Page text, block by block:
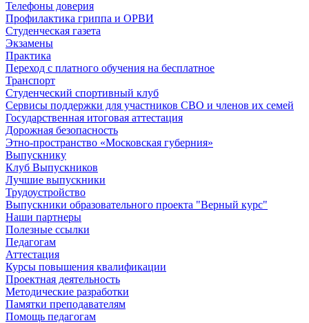
Телефоны доверия
Профилактика гриппа и ОРВИ
Cтуденческая газета
Экзамены
Практика
Переход с платного обучения на бесплатное
Транспорт
Студенческий спортивный клуб
Сервисы поддержки для участников СВО и членов их семей
Государственная итоговая аттестация
Дорожная безопасность
Этно-пространство «Московская губерния»
Выпускнику
Клуб Выпускников
Лучшие выпускники
Трудоустройство
Выпускники образовательного проекта "Верный курс"
Наши партнеры
Полезные ссылки
Педагогам
Аттестация
Курсы повышения квалификации
Проектная деятельность
Методические разработки
Памятки преподавателям
Помощь педагогам